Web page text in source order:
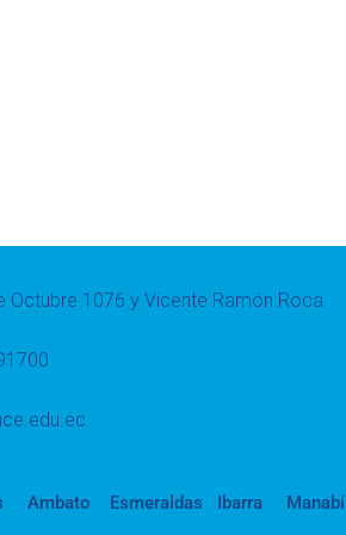
Octubre 1076 y Vicente Ramón Roca
Ambato Esmeraldas Ibarra Manabí